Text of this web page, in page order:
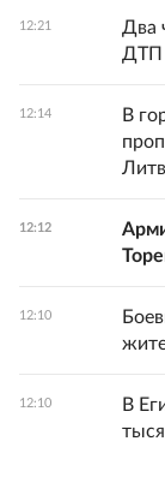
12:21
Два
ДТП
12:14
В
12:12
12:10
12:10
В